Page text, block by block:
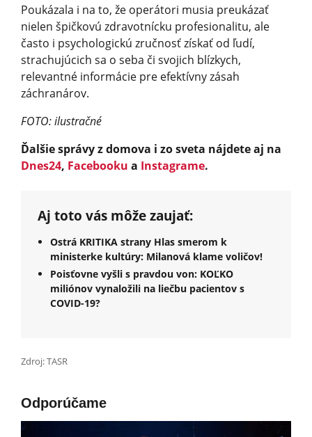
Poukázala i na to, že operátori musia preukázať
nielen špičkovú zdravotnícku profesionalitu, ale
často i psychologickú zručnosť získať od ľudí,
strachujúcich sa o seba či svojich blízkych,
relevantné informácie pre efektívny zásah
záchranárov.
FOTO: ilustračné
Ďalšie správy z domova i zo sveta nájdete aj na
Dnes24, Facebooku a Instagrame.
Aj toto vás môže zaujať:
Ostrá KRITIKA strany Hlas smerom k
ministerke kultúry: Milanová klame voličov!
Poisťovne vyšli s pravdou von: KOĽKO
miliónov vynaložili na liečbu pacientov s
COVID-19?
Zdroj: TASR
Odporúčame